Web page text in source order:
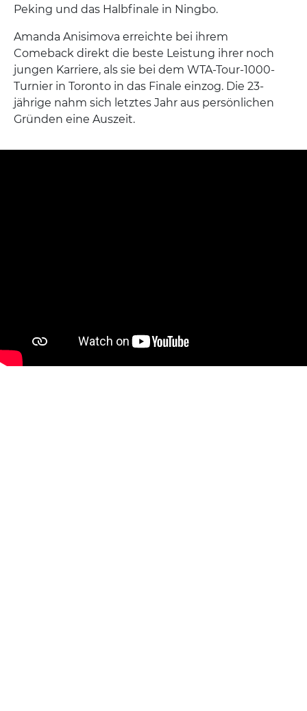
Peking und das Halbfinale in Ningbo.
Amanda Anisimova erreichte bei ihrem
Comeback direkt die beste Leistung ihrer noch
jungen Karriere, als sie bei dem WTA-Tour-1000-
Turnier in Toronto in das Finale einzog. Die 23-
jährige nahm sich letztes Jahr aus persönlichen
Gründen eine Auszeit.